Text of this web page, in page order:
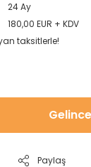
24 Ay
180,00 EUR + KDV
taksitlerle!
Paylaş